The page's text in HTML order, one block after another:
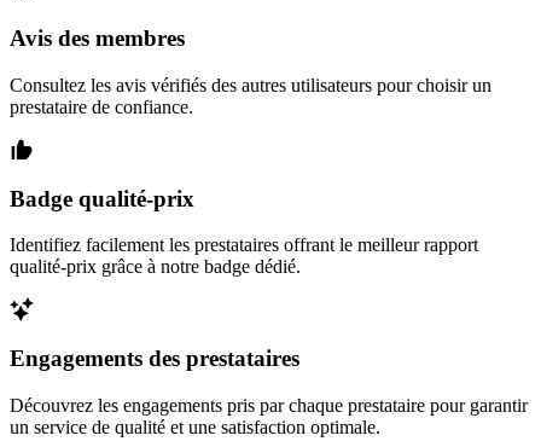
Avis des membres
Consultez les avis vérifiés des autres utilisateurs pour choisir un
prestataire de confiance.
Badge qualité-prix
Identifiez facilement les prestataires offrant le meilleur rapport
qualité-prix grâce à notre badge dédié.
Engagements des prestataires
Découvrez les engagements pris par chaque prestataire pour garantir
un service de qualité et une satisfaction optimale.